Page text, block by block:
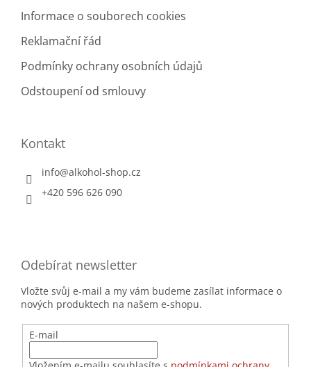
Informace o souborech cookies
Reklamační řád
Podmínky ochrany osobních údajů
Odstoupení od smlouvy
Kontakt
info@alkohol-shop.cz
+420 596 626 090
Odebírat newsletter
Vložte svůj e-mail a my vám budeme zasílat informace o
nových produktech na našem e-shopu.
E-mail